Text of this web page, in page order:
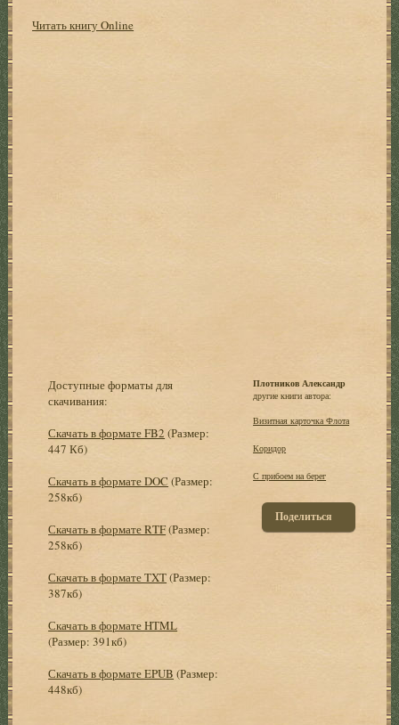
Читать книгу Online
Доступные форматы для
скачивания:
Скачать в формате FB2 (Размер:
447 Кб)
Скачать в формате DOC (Размер:
258кб)
Скачать в формате RTF(Размер:
258кб)
Скачать в формате TXT(Размер:
387кб)
Скачать в формате HTML
(Размер: 391кб)
Скачать в формате EPUB (Размер:
448кб)
Плотников Александр
другие книги автора:
Визитная карточка Флота
Коридор
С прибоем на берег
Поделиться